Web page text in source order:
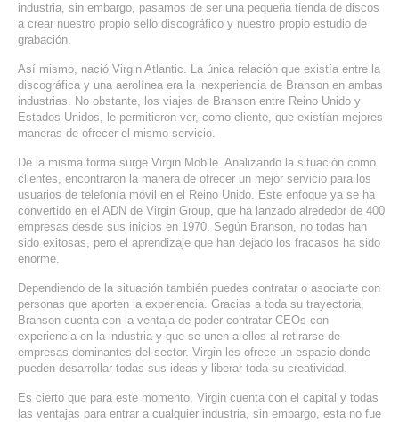
industria, sin embargo, pasamos de ser una pequeña tienda de discos
a crear nuestro propio sello discográfico y nuestro propio estudio de
grabación.
Así mismo, nació Virgin Atlantic. La única relación que existía entre la
discográfica y una aerolínea era la inexperiencia de Branson en ambas
industrias. No obstante, los viajes de Branson entre Reino Unido y
Estados Unidos, le permitieron ver, como cliente, que existían mejores
maneras de ofrecer el mismo servicio.
De la misma forma surge Virgin Mobile. Analizando la situación como
clientes, encontraron la manera de ofrecer un mejor servicio para los
usuarios de telefonía móvil en el Reino Unido. Este enfoque ya se ha
convertido en el ADN de Virgin Group, que ha lanzado alrededor de 400
empresas desde sus inicios en 1970. Según Branson, no todas han
sido exitosas, pero el aprendizaje que han dejado los fracasos ha sido
enorme.
Dependiendo de la situación también puedes contratar o asociarte con
personas que aporten la experiencia. Gracias a toda su trayectoria,
Branson cuenta con la ventaja de poder contratar CEOs con
experiencia en la industria y que se unen a ellos al retirarse de
empresas dominantes del sector. Virgin les ofrece un espacio donde
pueden desarrollar todas sus ideas y liberar toda su creatividad.
Es cierto que para este momento, Virgin cuenta con el capital y todas
las ventajas para entrar a cualquier industria, sin embargo, esta no fue